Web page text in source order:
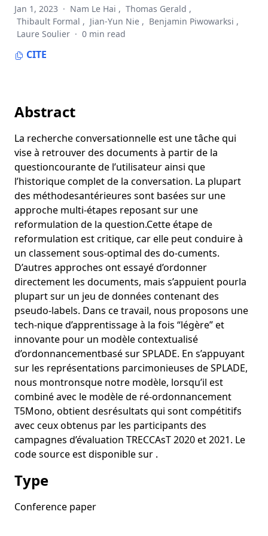
Un modèle multimodal d’apprentissage de représentations
de phrases qui préserve la sémantique visuelle
Summarization Models
Incorporating Visual Semantics into Sentence
Representations within a Grounded Space
Representation Learning for Classification in
Heterogeneous Graphs with Application to Social Networks
Apprentissage multimodal de représentation de mots à
l'aide de contexte visuel
Evolutionary optimization of convolutional neural networks
for cancer miRNA biomarkers classification
Représentations Gaussiennes pour le Filtrage Collaboratif
Learning Multi-Modal Word Representation Grounded in
Visual Context
Gaussian Embeddings for Collaborative Filtering
LIP6@CLEF2017: Multi-Modal Spatial Role Labeling using
Word Embeddings Working notes
Représentation temporelle des mots : application au
clustering de micro-blogs.
Apprentissage de Modèles de Langue Neuronaux pour la
Recherche d'Information
Efficient Document Indexing Using Pivot Tree
Learning Term Weights for Ad-hoc Retrieval
Modeling Relational Time Series using Gaussian
Embeddings
Modeling Relational Time Series using Gaussian
Embeddings
Multilabel Classification on Heterogeneous Graphs with
Jan 1, 2023 · Nam Le Hai , Thomas Gerald ,
Thibault Formal , Jian-Yun Nie , Benjamin Piwowarksi ,
Laure Soulier · 0 min read
CITE
Abstract
La recherche conversationnelle est une tâche qui
vise à retrouver des documents à partir de la
questioncourante de l’utilisateur ainsi que
l’historique complet de la conversation. La plupart
des méthodesantérieures sont basées sur une
approche multi-étapes reposant sur une
reformulation de la question.Cette étape de
reformulation est critique, car elle peut conduire à
un classement sous-optimal des do-cuments.
D’autres approches ont essayé d’ordonner
directement les documents, mais s’appuient pourla
plupart sur un jeu de données contenant des
pseudo-labels. Dans ce travail, nous proposons une
tech-nique d’apprentissage à la fois “légère” et
innovante pour un modèle contextualisé
d’ordonnancementbasé sur SPLADE. En s’appuyant
sur les représentations parcimonieuses de SPLADE,
nous montronsque notre modèle, lorsqu’il est
combiné avec le modèle de ré-ordonnancement
T5Mono, obtient desrésultats qui sont compétitifs
avec ceux obtenus par les participants des
campagnes d’évaluation TRECCAsT 2020 et 2021. Le
code source est disponible sur .
Type
Conference paper